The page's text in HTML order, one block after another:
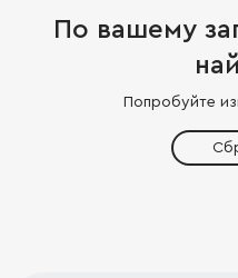
По вашему
Попробуйте